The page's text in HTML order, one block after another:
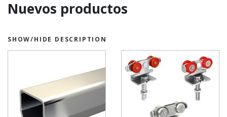
Nuevos productos
SHOW/HIDE DESCRIPTION